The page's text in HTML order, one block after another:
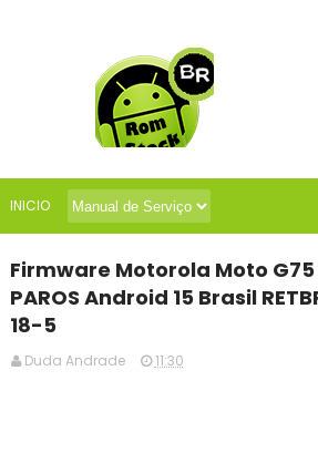
INICIO
Firmware Motorola Moto G75
PAROS Android 15 Brasil
18-5
Duda Andrade 11:30